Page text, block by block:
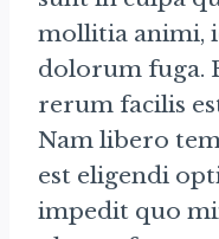
mollitia animi,
dolorum fuga.
rerum facilis
Nam libero
est eligendi
impedit quo